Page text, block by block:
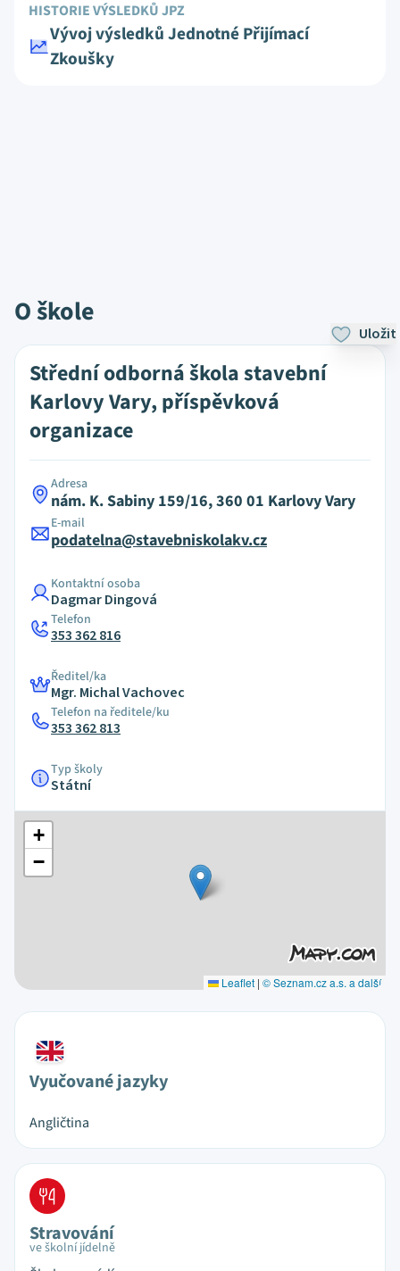
HISTORIE VÝSLEDKŮ JPZ
Vývoj výsledků Jednotné Přijímací
Zkoušky
O škole
Uložit
Střední odborná škola stavební
Karlovy Vary, příspěvková
organizace
Adresa
nám. K. Sabiny 159/16, 360 01 Karlovy Vary
E-mail
podatelna@stavebniskolakv.cz
Kontaktní osoba
Dagmar Dingová
Telefon
353 362 816
Ředitel/ka
Mgr. Michal Vachovec
Telefon na ředitele/ku
353 362 813
Typ školy
Státní
+
−
Leaflet | © Seznam.cz a.s. a další
Vyučované jazyky
Angličtina
Stravování
ve školní jídelně